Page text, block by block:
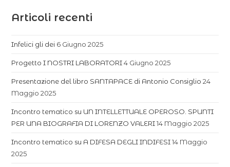
Articoli recenti
Infelici gli dei 6 Giugno 2025
Progetto I NOSTRI LABORATORI 4 Giugno 2025
Presentazione del libro SANTAPACE di Antonio Consiglio 24
Maggio 2025
Incontro tematico su UN INTELLETTUALE OPEROSO. SPUNTI
PER UNA BIOGRAFIA DI LORENZO VALERI 14 Maggio 2025
Incontro tematico su A DIFESA DEGLI INDIFESI 14 Maggio
2025